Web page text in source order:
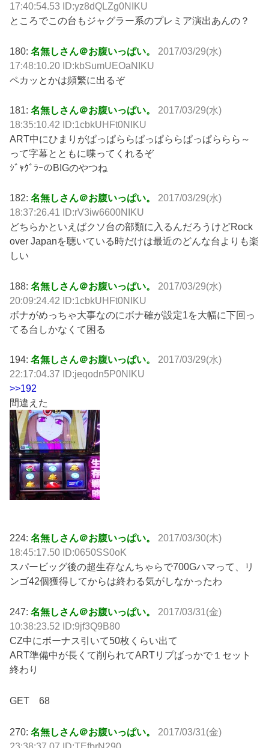
17:40:54.53 ID:yz8dQLZg0NIKU
ところでこの台もジャグラー系のプレミア演出あんの？
180:名無しさん＠お腹いっぱい。
2017/03/29(水)
17:48:10.20 ID:kbSumUEOaNIKU
ペカッとかは頻繁に出るぞ
181:名無しさん＠お腹いっぱい。
2017/03/29(水)
18:35:10.42 ID:1cbkUHFt0NIKU
ART中にひまりがぱっぱららぱっぱららぱっぱららら～
って字幕とともに喋ってくれるぞ
ｼﾞｬｸﾞﾗｰのBIGのやつね
182:名無しさん＠お腹いっぱい。
2017/03/29(水)
18:37:26.41 ID:rV3iw6600NIKU
どちらかといえばクソ台の部類に入るんだろうけどRock
over Japanを聴いている時だけは最近のどんな台よりも楽
しい
188:名無しさん＠お腹いっぱい。
2017/03/29(水)
20:09:24.42 ID:1cbkUHFt0NIKU
ボナがめっちゃ大事なのにボナ確が設定1を大幅に下回っ
てる台しかなくて困る
194:名無しさん＠お腹いっぱい。
2017/03/29(水)
22:17:04.37 ID:jeqodn5P0NIKU
>>192
間違えた
224:名無しさん＠お腹いっぱい。
2017/03/30(木)
18:45:17.50 ID:0650SS0oK
スパービッグ後の超生存なんちゃらで700Gハマって、リ
ンゴ42個獲得してからは終わる気がしなかったわ
247:名無しさん＠お腹いっぱい。
2017/03/31(金)
10:38:23.52 ID:9jf3Q9B80
CZ中にボーナス引いて50枚くらい出て
ART準備中が長くて削られてARTリプばっかで１セット
終わり
GET 68
270:名無しさん＠お腹いっぱい。
2017/03/31(金)